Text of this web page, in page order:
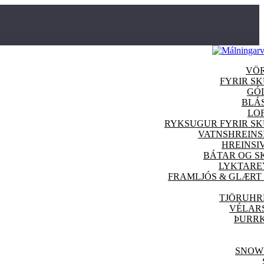
FYRIR
RYKSUGUR FYRIR
HREINSI
BÁTAR OG
FRAMLJÓS & GLÆRT